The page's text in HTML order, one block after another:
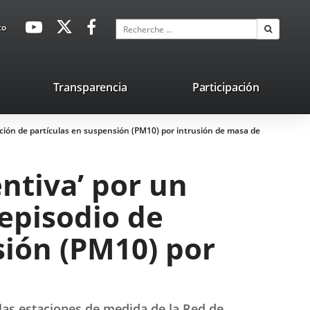
avaHeaderSocial
Enlace
externa.
Enlace
aplicación
externa.
Enlace
aplicación
externa.
Recherche
Transparencia Participación
de partículas en suspensión (PM10) por intrusión de masa de
por un
de
(PM10) por